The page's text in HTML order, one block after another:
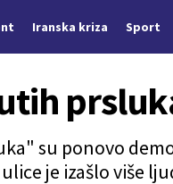
Iranska kriza Sport
su ponovo
je izašlo više